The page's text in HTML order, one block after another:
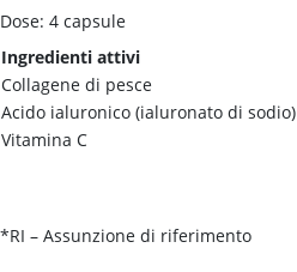
Dose: 4 capsule
Ingredienti attivi
Collagene di pesce
Acido ialuronico (ialuronato di sodio)
Vitamina C
*RI – Assunzione di riferimento